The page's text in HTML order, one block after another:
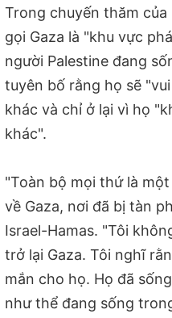
Trong chuyến thăm
gọi Gaza là "khu vực
người Palestine đang
tuyên bố rằng họ sẽ
khác và chỉ ở lại vì họ
khác".
"Toàn bộ mọi thứ là
về Gaza, nơi đã bị tàn
Israel-Hamas. "Tôi
trở lại Gaza. Tôi nghĩ
mắn cho họ. Họ đã
như thể đang sống